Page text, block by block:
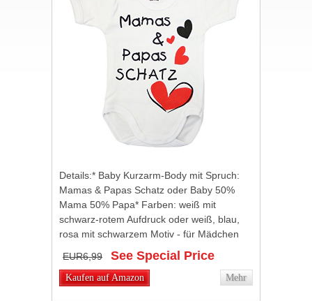
Details:* Baby Kurzarm-Body mit Spruch:
Mamas & Papas Schatz oder Baby 50%
Mama 50% Papa* Farben: weiß mit
schwarz-rotem Aufdruck oder weiß, blau,
rosa mit schwarzem Motiv - für Mädchen
und Jungen* Anschmiegsame
hautfreundliche reine Baumwolle...
EUR6,99 See Special Price
Kaufen auf Amazon Mehr